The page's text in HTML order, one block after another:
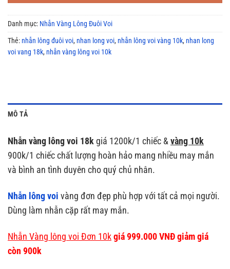
Danh mục: Nhẫn Vàng Lông Đuôi Voi
Thẻ: nhẫn lông đuôi voi, nhan long voi, nhẫn lông voi vàng 10k, nhan long
voi vang 18k, nhẫn vàng lông voi 10k
MÔ TẢ
Nhẫn vàng lông voi 18k giá 1200k/1 chiếc & vàng 10k
900k/1 chiếc chất lượng hoàn hảo mang nhiều may mắn
và bình an tình duyên cho quý chủ nhân.
Nhẫn lông voi vàng đơn đẹp phù hợp với tất cả mọi người.
Dùng làm nhẫn cặp rất may mắn.
Nhẫn Vàng lông voi Đơn 10k giá 999.000 VNĐ giảm giá
còn 900k